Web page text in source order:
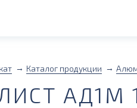
Каталог продукции
АД1М